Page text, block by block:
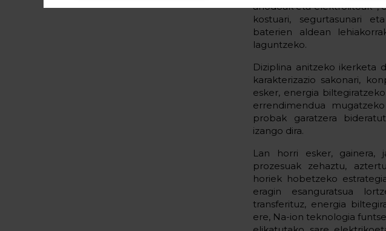
anodoak eta elektrolitoak–,
kostuari, segurtasunari
baterien aldean
laguntzeko.
Diziplina anitzeko ikerketa
karakterizazio sakonari,
esker, energia
errendimendua
probak garatzera
izango dira.
Lan horri esker, gainera,
prozesuak zehaztu,
horiek hobetzeko
eragin esanguratsua
transferituz, energia
ere, Na-ion teknologia